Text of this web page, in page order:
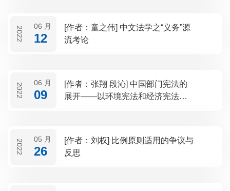
2022 06 月
12
[作者：童之伟] 中文法学之“义务”源
流考论
2022 06 月
09
[作者：张翔 段沁] 中国部门宪法的
展开——以环境宪法和经济宪法为
2022 05 月
26
[作者：刘权] 比例原则适用的争议与
反思